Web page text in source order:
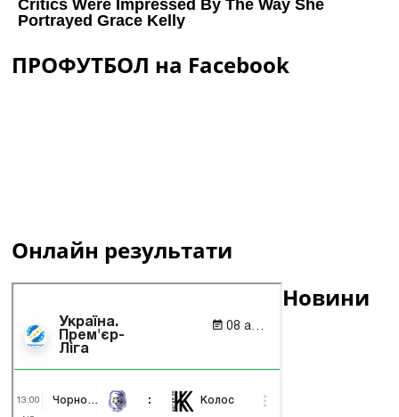
ПРОФУТБОЛ на Facebook
Онлайн результати
Новини